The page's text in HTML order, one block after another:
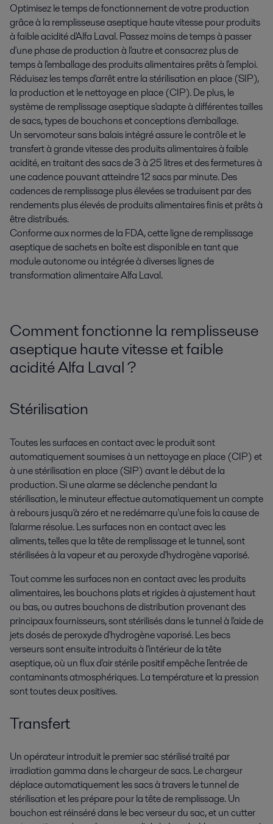
Optimisez le temps de fonctionnement de votre production
grâce à la remplisseuse aseptique haute vitesse pour produits
à faible acidité d'Alfa Laval. Passez moins de temps à passer
d'une phase de production à l'autre et consacrez plus de
temps à l'emballage des produits alimentaires prêts à l'emploi.
Réduisez les temps d'arrêt entre la stérilisation en place (SIP),
la production et le nettoyage en place (CIP). De plus, le
système de remplissage aseptique s'adapte à différentes tailles
de sacs, types de bouchons et conceptions d'emballage.
Un servomoteur sans balais intégré assure le contrôle et le
transfert à grande vitesse des produits alimentaires à faible
acidité, en traitant des sacs de 3 à 25 litres et des fermetures à
une cadence pouvant atteindre 12 sacs par minute. Des
cadences de remplissage plus élevées se traduisent par des
rendements plus élevés de produits alimentaires finis et prêts à
être distribués.
Conforme aux normes de la FDA, cette ligne de remplissage
aseptique de sachets en boîte est disponible en tant que
module autonome ou intégrée à diverses lignes de
transformation alimentaire Alfa Laval.
Comment fonctionne la remplisseuse
aseptique haute vitesse et faible
acidité Alfa Laval ?
Stérilisation
Toutes les surfaces en contact avec le produit sont
automatiquement soumises à un nettoyage en place (CIP) et
à une stérilisation en place (SIP) avant le début de la
production. Si une alarme se déclenche pendant la
stérilisation, le minuteur effectue automatiquement un compte
à rebours jusqu'à zéro et ne redémarre qu'une fois la cause de
l'alarme résolue. Les surfaces non en contact avec les
aliments, telles que la tête de remplissage et le tunnel, sont
stérilisées à la vapeur et au peroxyde d'hydrogène vaporisé.
Tout comme les surfaces non en contact avec les produits
alimentaires, les bouchons plats et rigides à ajustement haut
ou bas, ou autres bouchons de distribution provenant des
principaux fournisseurs, sont stérilisés dans le tunnel à l'aide de
jets dosés de peroxyde d'hydrogène vaporisé. Les becs
verseurs sont ensuite introduits à l'intérieur de la tête
aseptique, où un flux d'air stérile positif empêche l'entrée de
contaminants atmosphériques. La température et la pression
sont toutes deux positives.
Transfert
Un opérateur introduit le premier sac stérilisé traité par
irradiation gamma dans le chargeur de sacs. Le chargeur
déplace automatiquement les sacs à travers le tunnel de
stérilisation et les prépare pour la tête de remplissage. Un
bouchon est réinséré dans le bec verseur du sac, et un cutter